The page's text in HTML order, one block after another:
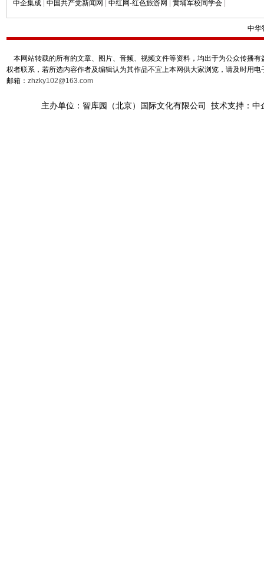
中企集成 中国共产党新闻网 中红网-红色旅游网 黄埔军校同学会
中华
本网站转载的所有的文章、图片、音频、视频文件等资料，均出于为公众传播
权者联系，若所选内容作者及编辑认为其作品不宜上本网供大家浏览，请及时用
邮箱： zhzky102@163.com
主办单位：智库园（北京）国际文化有限公司 技术支持：